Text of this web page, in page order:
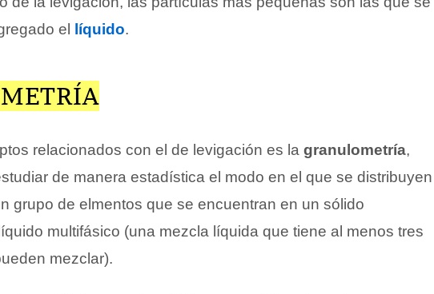
el
líquido.
relacionados con el de levigación es la granulometría,
de manera estadística el modo en el que se distribuyen
grupo de elmentos que se encuentran en un sólido
multifásico (una mezcla líquida que tiene al menos tres
mezclar).